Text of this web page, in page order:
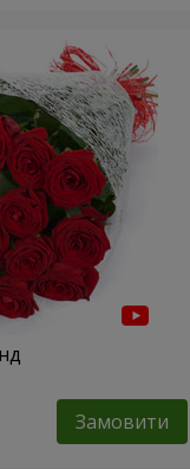
Замовити